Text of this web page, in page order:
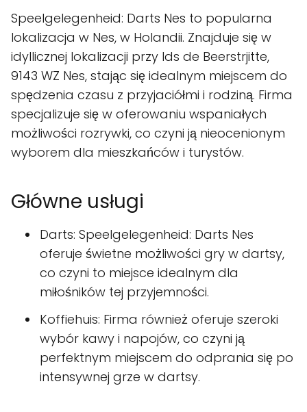
Speelgelegenheid: Darts Nes to popularna
lokalizacja w Nes, w Holandii. Znajduje się w
idyllicznej lokalizacji przy Ids de Beerstrjitte,
9143 WZ Nes, stając się idealnym miejscem do
spędzenia czasu z przyjaciółmi i rodziną. Firma
specjalizuje się w oferowaniu wspaniałych
możliwości rozrywki, co czyni ją nieocenionym
wyborem dla mieszkańców i turystów.
Główne usługi
Darts: Speelgelegenheid: Darts Nes
oferuje świetne możliwości gry w dartsy,
co czyni to miejsce idealnym dla
miłośników tej przyjemności.
Koffiehuis: Firma również oferuje szeroki
wybór kawy i napojów, co czyni ją
perfektnym miejscem do odprania się po
intensywnej grze w dartsy.